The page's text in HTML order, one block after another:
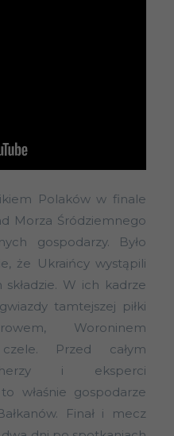
Polaków w finale
Morza Śródziemnego
gospodarzy. Było
że Ukraińcy wystąpili
W ich kadrze
tamtejszej piłki
Woroninem
Przed całym
i eksperci
właśnie gospodarze
Finał i mecz